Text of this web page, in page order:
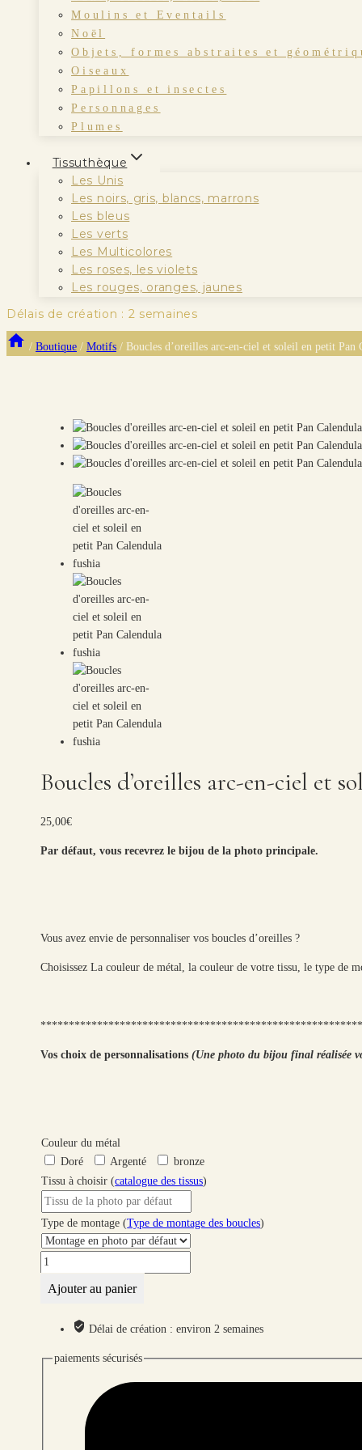
Moulins et Eventails
Noël
Objets, formes abstraites et
Oiseaux
Papillons et insectes
Personnages
Plumes
Tissuthèque
Les Unis
Les noirs, gris, blancs, marrons
Les bleus
Les verts
Les Multicolores
Les roses, les violets
Les rouges, oranges, jaunes
Délais de création : 2 semaines
/ Boutique / Motifs / Boucles d’oreilles arc-en-ciel et soleil en petit Pan
Boucles d’oreilles arc-en-ciel et
25,00€
Par défaut, vous recevrez le bijou de la photo principale.
Vous avez envie de personnaliser vos boucles d’oreilles ?
Choisissez La couleur de métal, la couleur de votre tissu, le type de
*********************************************************
Vos choix de personnalisations(Une photo du bijou final réalisée
Couleur du métal
Doré
Argenté
bronze
Tissu à choisir (catalogue des tissus)
Type de montage (Type de montage des boucles)
quantité
de
Boucles
ciel
Ajouter au panier
Délai de création : environ 2 semaines
paiements sécurisés